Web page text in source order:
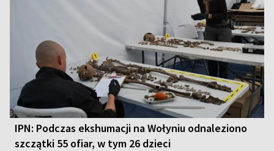
IPN: Podczas ekshumacji na Wołyniu odnaleziono
szczątki 55 ofiar, w tym 26 dzieci